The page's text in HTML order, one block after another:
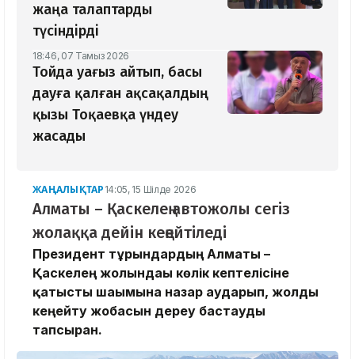
жаңа талаптарды
түсіндірді
18:46, 07 Тамыз 2026
Тойда уағыз айтып, басы
дауға қалған ақсақалдың
қызы Тоқаевқа үндеу
жасады
ЖАҢАЛЫҚТАР 14:05, 15 Шілде 2026
Алматы – Қаскелең автожолы сегіз
жолаққа дейін кеңейтіледі
Президент тұрғындардың Алматы –
Қаскелең жолындағы көлік кептелісіне
қатысты шағымына назар аударып, жолды
кеңейту жобасын дереу бастауды
тапсырған.